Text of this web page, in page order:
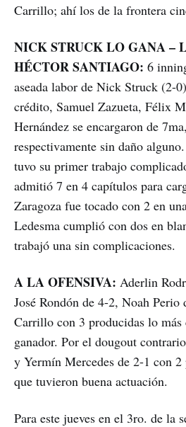
Carrillo; ahí los de la frontera
NICK STRUCK LO GANA –
HÉCTOR SANTIAGO: 6
aseada labor de Nick Struck (2-
crédito, Samuel Zazueta, Félix
Hernández se encargaron de
respectivamente sin daño
tuvo su primer trabajo
admitió 7 en 4 capítulos para
Zaragoza fue tocado con 2 en
Ledesma cumplió con dos en
trabajó una sin complicaciones.
A LA OFENSIVA: Aderlin
José Rondón de 4-2, Noah
Carrillo con 3 producidas lo más
ganador. Por el dougout
y Yermín Mercedes de 2-1 con 2
que tuvieron buena actuación.
Para este jueves en el 3ro. de la